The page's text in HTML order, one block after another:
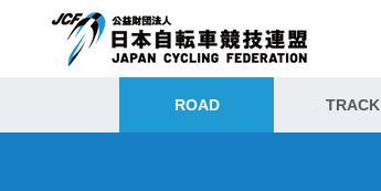
ROAD TRACK